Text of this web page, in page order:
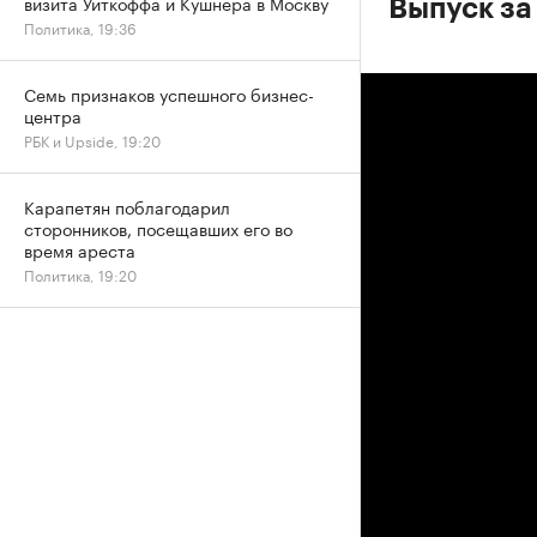
Выпуск
Политика, 19:36
Семь признаков успешного бизнес-
центра
РБК и Upside, 19:20
Карапетян поблагодарил
сторонников, посещавших его во
время ареста
Политика, 19:20